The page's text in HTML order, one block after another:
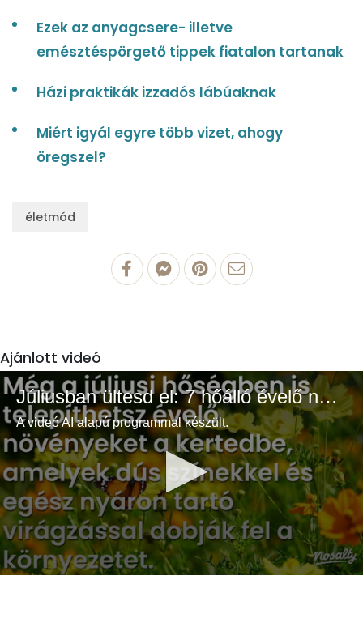
Ezek az anyagcsere- illetve
emésztéspörgető tippek fiatalon tartanak
Házi praktikák izzadós lábúaknak
Miért igyál egyre több vizet, ahogy
öregszel?
életmód
Ajánlott videó
Júliusban ültesd el: 7 hőálló évelő növény a színes és buja kertért
A videó AI alapú programmal készült.